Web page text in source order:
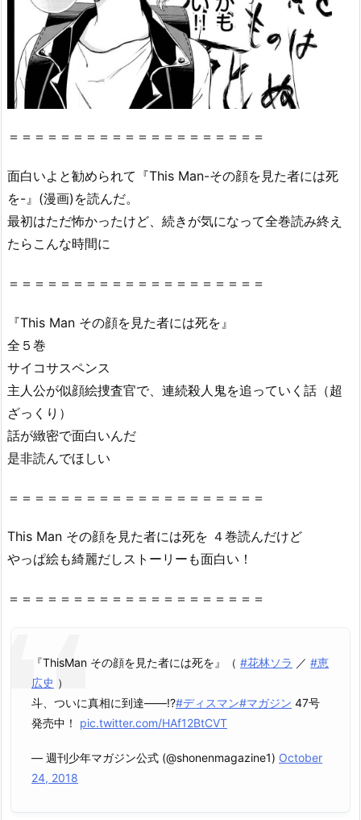
＝＝＝＝＝＝＝＝＝＝＝＝＝＝＝＝＝＝＝＝
面白いよと勧められて『This Man-その顔を見た者には死
を-』(漫画)を読んだ。
最初はただ怖かったけど、続きが気になって全巻読み終え
たらこんな時間に
＝＝＝＝＝＝＝＝＝＝＝＝＝＝＝＝＝＝＝＝
『This Man その顔を見た者には死を』
全５巻
サイコサスペンス
主人公が似顔絵捜査官で、連続殺人鬼を追っていく話（超
ざっくり）
話が緻密で面白いんだ
是非読んでほしい
＝＝＝＝＝＝＝＝＝＝＝＝＝＝＝＝＝＝＝＝
This Man その顔を見た者には死を ４巻読んだけど
やっぱ絵も綺麗だしストーリーも面白い！
＝＝＝＝＝＝＝＝＝＝＝＝＝＝＝＝＝＝＝＝
『ThisMan その顔を見た者には死を』（ #花林ソラ ／ #恵
広史 ）
斗、ついに真相に到達――!?#ディスマン#マガジン 47号
発売中！ pic.twitter.com/HAf12BtCVT
— 週刊少年マガジン公式 (@shonenmagazine1) October
24, 2018